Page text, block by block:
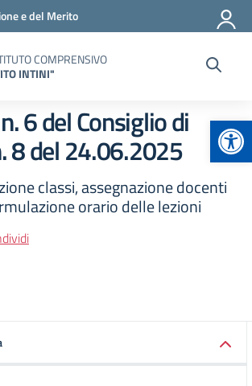
e del Merito
COMPRENSIVO
INTINI"
6 del Consiglio di
8 del 24.06.2025
classi, assegnazione docenti
orario delle lezioni